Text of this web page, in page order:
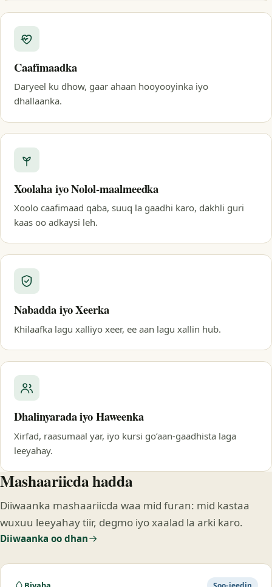
Caafimaadka
Daryeel ku dhow, gaar ahaan hooyooyinka iyo
dhallaanka.
Xoolaha iyo Nolol-maalmeedka
Xoolo caafimaad qaba, suuq la gaadhi karo, dakhli guri
kaas oo adkaysi leh.
Nabadda iyo Xeerka
Khilaafka lagu xalliyo xeer, ee aan lagu xallin hub.
Dhalinyarada iyo Haweenka
Xirfad, raasumaal yar, iyo kursi go’aan-gaadhista laga
leeyahay.
Mashaariicda hadda
Diiwaanka mashaariicda waa mid furan: mid kastaa
wuxuu leeyahay tiir, degmo iyo xaalad la arki karo.
Diiwaanka oo dhan
Soo-jeedin